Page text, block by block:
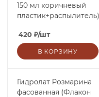
150 мл коричневый
пластик+распылитель)
420 ₽/шт
В КОРЗИНУ
Гидролат Розмарина
фасованная (Флакон